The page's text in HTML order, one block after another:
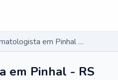
Dermatologista em Pinhal - RS
em Pinhal - RS